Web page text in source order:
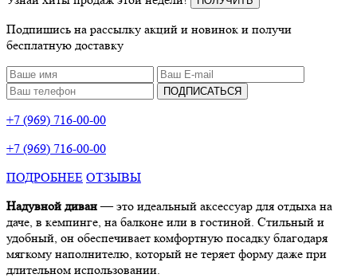
Подпишись на рассылку акций и новинок и получи
бесплатную доставку
ПОДПИСАТЬСЯ
+7 (969) 716-00-00
+7 (969) 716-00-00
ПОДРОБНЕЕ ОТЗЫВЫ
Надувной диван— это идеальный аксессуар для отдыха на
даче, в кемпинге, на балконе или в гостиной. Стильный и
удобный, он обеспечивает комфортную посадку благодаря
мягкому наполнителю, который не теряет форму даже при
длительном использовании.